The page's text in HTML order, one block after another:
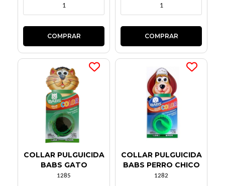
COLLAR PULGUICIDA
BABS GATO
1285
COLLAR PULGUICIDA
BABS PERRO CHICO
1282